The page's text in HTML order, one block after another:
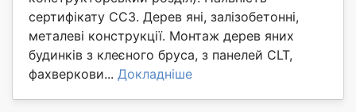
сертифікату СС3. Дерев яні, залізобетонні,
металеві конструкції. Монтаж дерев яних
будинків з клеєного бруса, з панелей CLT,
фахверкови... Докладніше